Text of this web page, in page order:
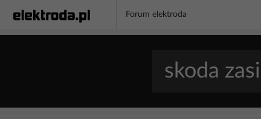
Forum elektroda